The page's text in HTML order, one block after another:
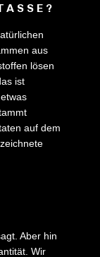
aus
lösen
ist
auf dem
Aber hin
Wir